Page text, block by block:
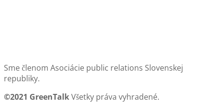
Sme členom Asociácie public relations Slovenskej
republiky.
©2021 GreenTalkVšetky práva vyhradené.